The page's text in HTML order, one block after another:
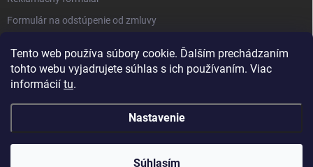
Tento web používa súbory cookie. Ďalším prechádzaním
tohto webu vyjadrujete súhlas s ich používaním. Viac
informácií tu.
Nastavenie
Súhlasím
Formulár na odstúpenie od zmluvy
Shabby Romantic